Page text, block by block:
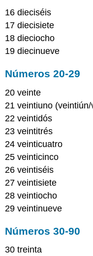
16 dieciséis
17 diecisiete
18 dieciocho
19 diecinueve
Números 20-29
20 veinte
21 veintiuno
22 veintidós
23 veintitrés
24 veinticuatro
25 veinticinco
26 veintiséis
27 veintisiete
28 veintiocho
29 veintinueve
Números 30-90
30 treinta